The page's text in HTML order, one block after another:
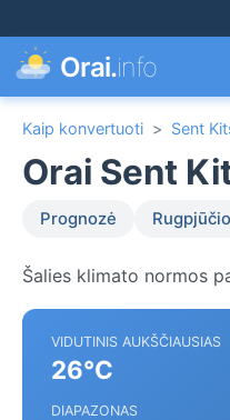
Orai.info
Kaip konvertuoti > Sent
Orai Sent
Prognozė
Šalies klimato normos
VIDUTINIS AUKŠČIAUSIAS
26°C
DIAPAZONAS